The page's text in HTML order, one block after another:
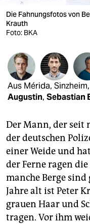
verlag
veranstaltungen
fragen & hilfe
unterstützen
genossenschaft
epaper login
Die Fahnungsfotos von
Krauth
Foto: BKA
Aus Mérida,
Augustin, Sebastian
Der Mann, der seit
der deutschen
einer Weide und
der Ferne ragen
manche Berge
Jahre alt ist Peter
grauen Haar und
tragen. Vor ihm